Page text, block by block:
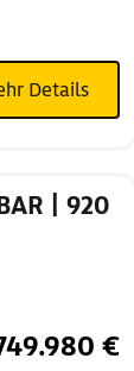
Details
| 920
€